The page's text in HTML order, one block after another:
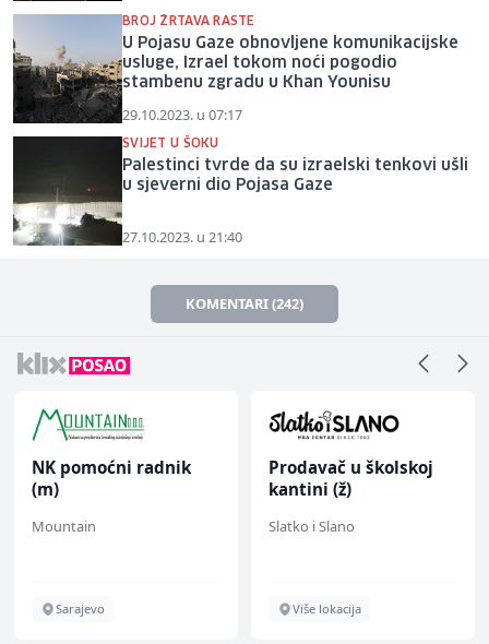
BROJ ŽRTAVA RASTE
U Pojasu Gaze obnovljene komunikacijske
usluge, Izrael tokom noći pogodio
stambenu zgradu u Khan Younisu
29.10.2023. u 07:17
SVIJET U ŠOKU
Palestinci tvrde da su izraelski tenkovi ušli
u sjeverni dio Pojasa Gaze
27.10.2023. u 21:40
KOMENTARI (242)
NK pomoćni radnik
(m)
Mountain
Sarajevo
Prodavač u školskoj
kantini (ž)
Slatko i Slano
Više lokacija